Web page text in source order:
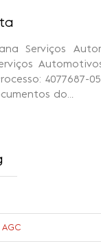
Serviços
4077687-
do…